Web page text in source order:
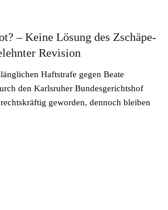
– Keine Lösung des Zschäpe-
Revision
Haftstrafe gegen Beate
den Karlsruher Bundesgerichtshof
geworden, dennoch bleiben